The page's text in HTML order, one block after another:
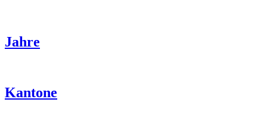
Jahre
Kantone